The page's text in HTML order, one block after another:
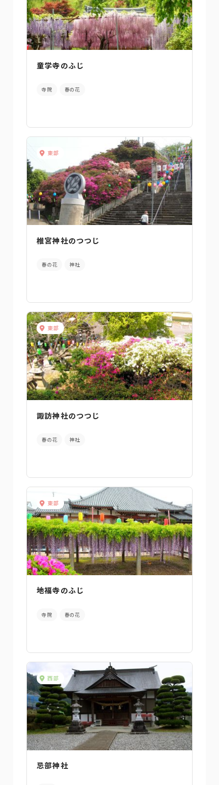
童学寺のふじ
寺院 春の花
東部
椎宮神社のつつじ
春の花 神社
東部
諏訪神社のつつじ
春の花 神社
東部
地福寺のふじ
寺院 春の花
西部
忌部神社